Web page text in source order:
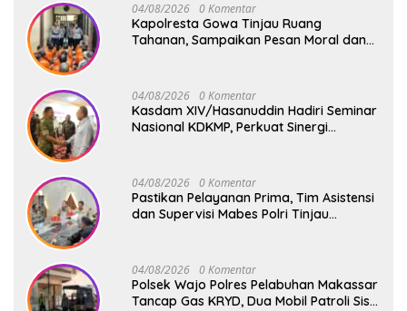
04/08/2026 0 Komentar
Kapolresta Gowa Tinjau Ruang
Tahanan, Sampaikan Pesan Moral dan
04/08/2026 0 Komentar
Kasdam XIV/Hasanuddin Hadiri Seminar
Nasional KDKMP, Perkuat Sinergi
04/08/2026 0 Komentar
Pastikan Pelayanan Prima, Tim Asistensi
dan Supervisi Mabes Polri Tinjau
04/08/2026 0 Komentar
Polsek Wajo Polres Pelabuhan Makassar
Tancap Gas KRYD, Dua Mobil Patroli Sisir